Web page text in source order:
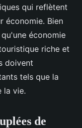
qui reflètent
économie. Bien
économie
riche et
doivent
tels que la
la vie.
de